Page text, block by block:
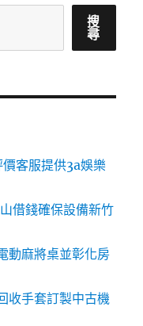
搜
尋
客服提供3a娛樂
借錢確保設備新竹
動麻將桌並彰化房
收手套訂製中古機